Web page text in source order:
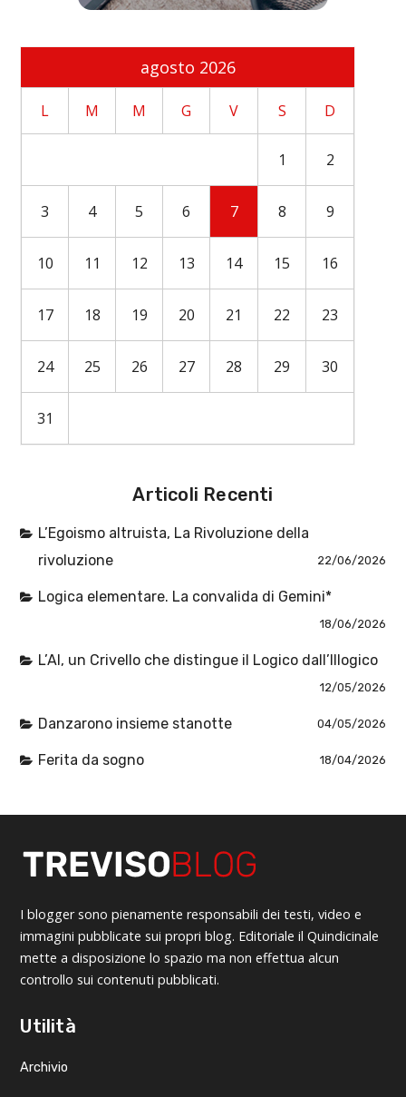
agosto 2026
L M M G V S D
1 2
3 4 5 6 7 8 9
10 11 12 13 14 15 16
17 18 19 20 21 22 23
24 25 26 27 28 29 30
31
Articoli Recenti
L’Egoismo altruista, La Rivoluzione della
rivoluzione
22/06/2026
Logica elementare. La convalida di Gemini*
18/06/2026
L’AI, un Crivello che distingue il Logico dall’Illogico
12/05/2026
Danzarono insieme stanotte 04/05/2026
Ferita da sogno 18/04/2026
I blogger sono pienamente responsabili dei testi, video e
immagini pubblicate sui propri blog. Editoriale il Quindicinale
mette a disposizione lo spazio ma non effettua alcun
controllo sui contenuti pubblicati.
Utilità
Archivio